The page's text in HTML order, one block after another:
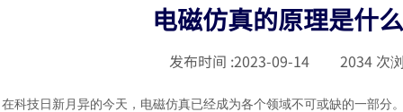
电磁仿真的原理是什
发布时间 :2023-09-14 2034 次
在科技日新月异的今天，电磁仿真已经成为各个领域不可或缺的一部